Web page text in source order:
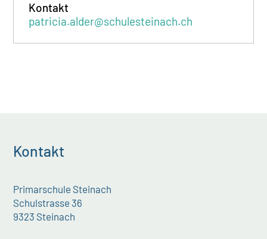
Kontakt
patricia.alder@schulesteinach.ch
Kontakt
Primarschule Steinach
Schulstrasse 36
9323 Steinach